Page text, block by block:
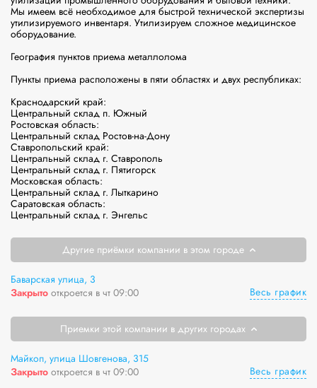
Мы имеем всё необходимое для быстрой технической экспертизы
утилизируемого инвентаря. Утилизируем сложное медицинское
оборудование.
География пунктов приема металлолома
Пункты приема расположены в пяти областях и двух республиках:
Краснодарский край:
Центральный склад п. Южный
Ростовская область:
Центральный склад Ростов-на-Дону
Ставропольский край:
Центральный склад г. Ставрополь
Центральный склад г. Пятигорск
Московская область:
Центральный склад г. Лыткарино
Саратовская область:
Центральный склад г. Энгельс
Другие приёмки компании в этом городе
Баварская улица, 3
Закрыто откроется в чт 09:00 Весь график
Приемки этой компании в других городах
Майкоп, улица Шовгенова, 315
Закрыто откроется в чт 09:00
Весь график